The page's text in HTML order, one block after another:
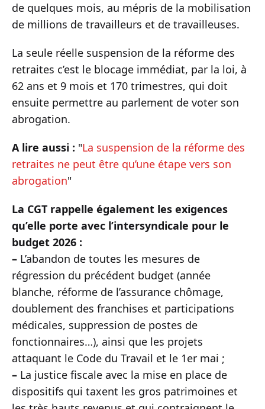
de quelques mois, au mépris de la mobilisation
de millions de travailleurs et de travailleuses.
La seule réelle suspension de la réforme des
retraites c’est le blocage immédiat, par la loi, à
62 ans et 9 mois et 170 trimestres, qui doit
ensuite permettre au parlement de voter son
abrogation.
A lire aussi : "La suspension de la réforme des
retraites ne peut être qu’une étape vers son
abrogation"
La CGT rappelle également les exigences
qu’elle porte avec l’intersyndicale pour le
budget 2026 :
– L’abandon de toutes les mesures de
régression du précédent budget (année
blanche, réforme de l’assurance chômage,
doublement des franchises et participations
médicales, suppression de postes de
fonctionnaires…), ainsi que les projets
attaquant le Code du Travail et le 1er mai ;
– La justice fiscale avec la mise en place de
dispositifs qui taxent les gros patrimoines et